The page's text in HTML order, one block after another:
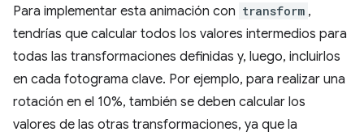
Para implementar esta animación con transform ,
tendrías que calcular todos los valores intermedios para
todas las transformaciones definidas y, luego, incluirlos
en cada fotograma clave. Por ejemplo, para realizar una
rotación en el 10%, también se deben calcular los
valores de las otras transformaciones, ya que la